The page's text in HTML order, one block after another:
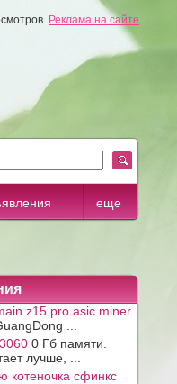
Реклама на сайте
еще
z15 pro asic miner
...
0 Гб памяти.
лучше, ...
котеночка сфинкс